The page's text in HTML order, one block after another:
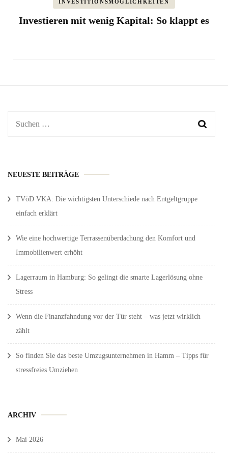
INVESTITIONSMÖGLICHKEITEN
Investieren mit wenig Kapital: So klappt es
Suchen
NEUESTE BEITRÄGE
TVöD VKA: Die wichtigsten Unterschiede nach Entgeltgruppe
einfach erklärt
Wie eine hochwertige Terrassenüberdachung den Komfort und
Immobilienwert erhöht
Lagerraum in Hamburg: So gelingt die smarte Lagerlösung ohne
Stress
Wenn die Finanzfahndung vor der Tür steht – was jetzt wirklich
zählt
So finden Sie das beste Umzugsunternehmen in Hamm – Tipps für
stressfreies Umziehen
ARCHIV
Mai 2026